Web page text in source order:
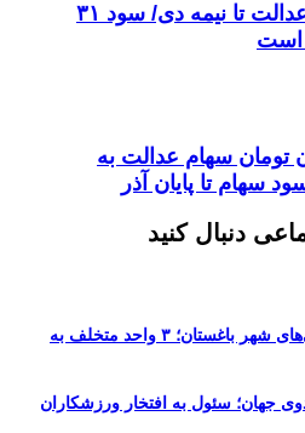
ابهام در واریز سود سهام عدالت تا نیمه دی/ سود ۳۱
است
۱۰ میلیون تومان سهام عدالت به
سهام تا پایان آذر
دنبال کنید
گشت مشترک بازرسی از نانوایی‌های شهر باغستان؛ ۳ واحد متخلف به
جهان؛ سئول به افتخار ورزشکاران